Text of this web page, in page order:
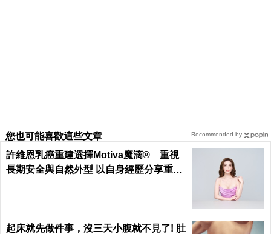
您也可能喜歡這些文章
許維恩乳癌重建選擇Motiva魔滴® 重視
長期安全與自然外型 以自身經歷分享重建
起床就先做件事，沒三天小腹就不見了! 肚
Recommended by